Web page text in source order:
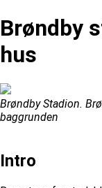
Brøndby
hus
Brøndby Stadion.
baggrunden
Intro